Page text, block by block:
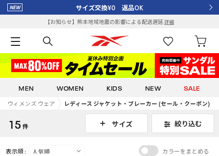
サイズ交換¥0 返品OK
【お知らせ】熊本地域地震の影響による配送遅延詳細
MEN WOMEN KIDS NEW SALE
ウィメンズ ウェア レディース ジャケット・ブレーカー (セール・クーポン)
15 件 サイズ 絞り込む
表示順 : カラーをまとめる